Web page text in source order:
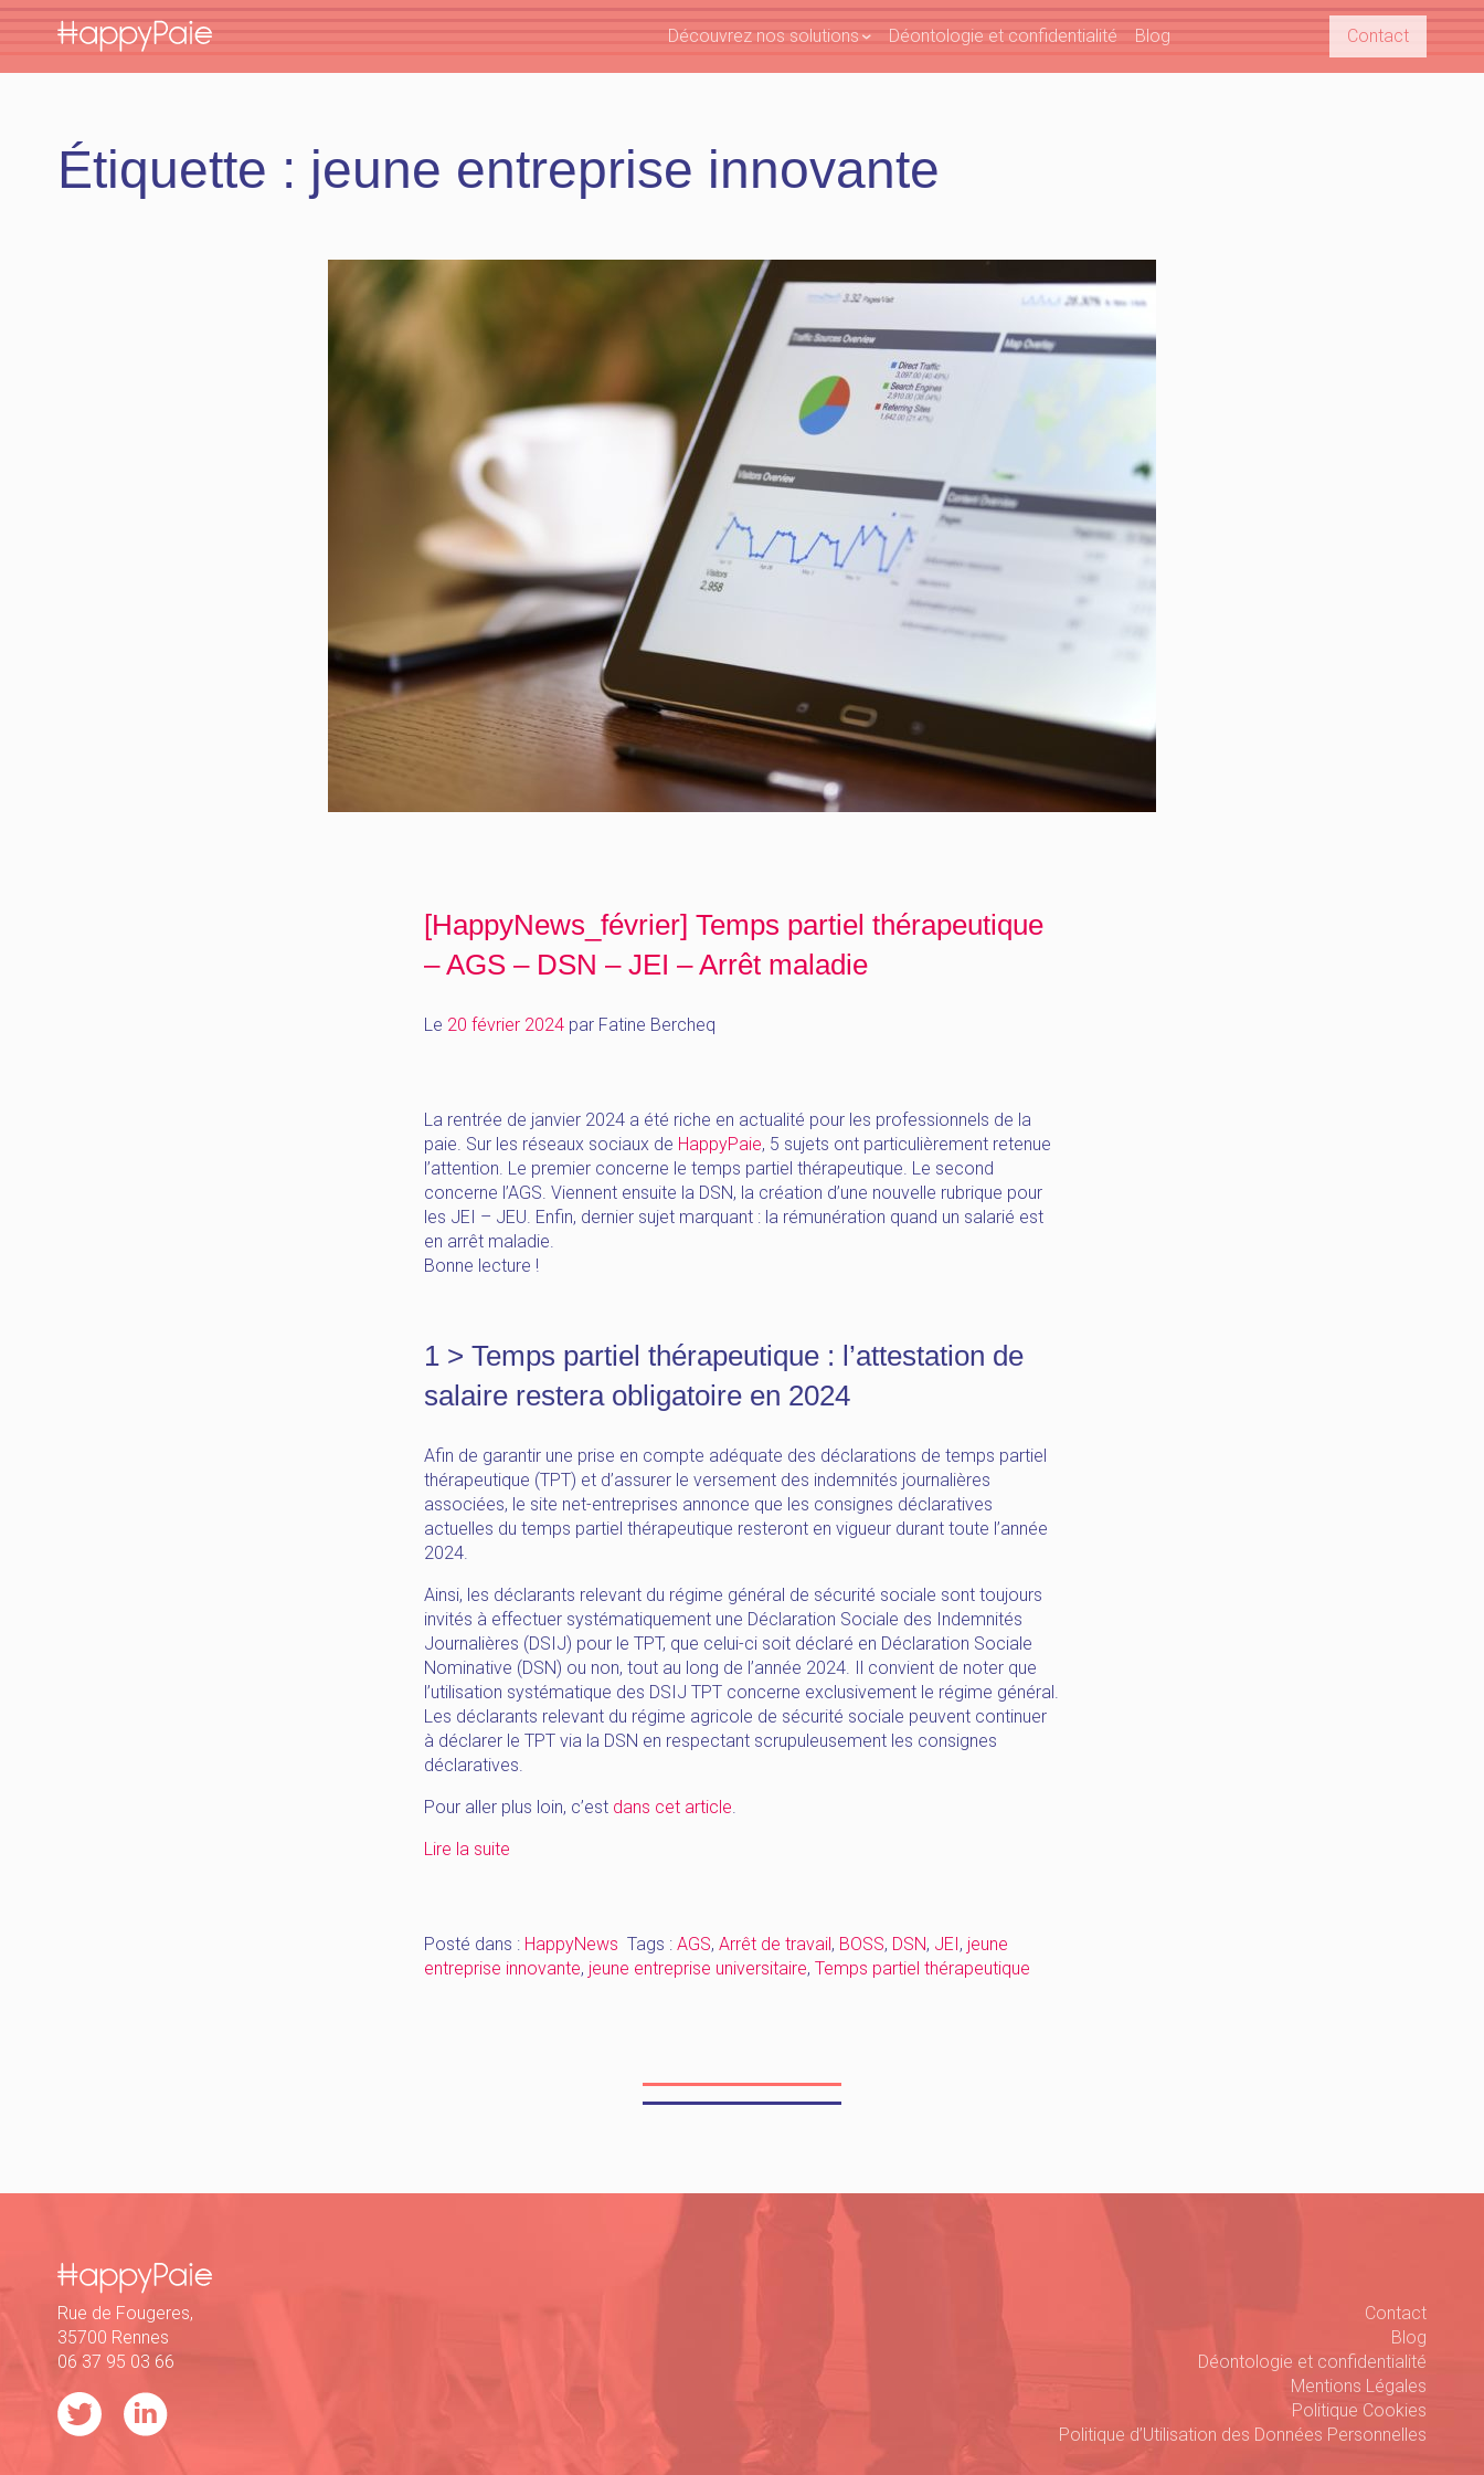
Découvrez nos solutions Déontologie et confidentialité Blog Contact
Étiquette : jeune entreprise innovante
[HappyNews_février] Temps partiel thérapeutique
– AGS – DSN – JEI – Arrêt maladie
Le 20 février 2024 par Fatine Bercheq
La rentrée de janvier 2024 a été riche en actualité pour les professionnels de la
paie. Sur les réseaux sociaux de HappyPaie, 5 sujets ont particulièrement retenue
l’attention. Le premier concerne le temps partiel thérapeutique. Le second
concerne l’AGS. Viennent ensuite la DSN, la création d’une nouvelle rubrique pour
les JEI – JEU. Enfin, dernier sujet marquant : la rémunération quand un salarié est
en arrêt maladie.
Bonne lecture !
1 > Temps partiel thérapeutique : l’attestation de
salaire restera obligatoire en 2024
Afin de garantir une prise en compte adéquate des déclarations de temps partiel
thérapeutique (TPT) et d’assurer le versement des indemnités journalières
associées, le site net-entreprises annonce que les consignes déclaratives
actuelles du temps partiel thérapeutique resteront en vigueur durant toute l’année
2024.
Ainsi, les déclarants relevant du régime général de sécurité sociale sont toujours
invités à effectuer systématiquement une Déclaration Sociale des Indemnités
Journalières (DSIJ) pour le TPT, que celui-ci soit déclaré en Déclaration Sociale
Nominative (DSN) ou non, tout au long de l’année 2024. Il convient de noter que
l’utilisation systématique des DSIJ TPT concerne exclusivement le régime général.
Les déclarants relevant du régime agricole de sécurité sociale peuvent continuer
à déclarer le TPT via la DSN en respectant scrupuleusement les consignes
déclaratives.
Pour aller plus loin, c’est dans cet article.
Lire la suite
–
AGS
Posté dans : HappyNews Tags : AGS, Arrêt de travail, BOSS, DSN, JEI, jeune
entreprise innovante, jeune entreprise universitaire, Temps partiel thérapeutique
Rue de Fougeres,
35700 Rennes
06 37 95 03 66
Contact
Blog
Déontologie et confidentialité
Mentions Légales
Politique Cookies
Politique d’Utilisation des Données Personnelles